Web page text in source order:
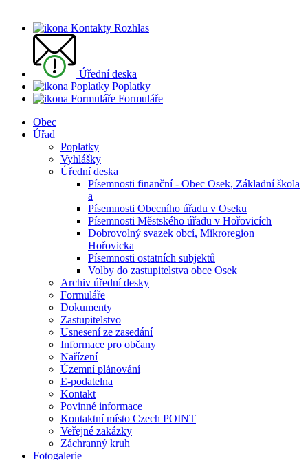
Rozhlas
Úřední deska
Poplatky
Formuláře
Obec
Úřad
Poplatky
Vyhlášky
Úřední deska
Písemnosti finanční - Obec Osek, Základní škola
a
Písemnosti Obecního úřadu v Oseku
Písemnosti Městského úřadu v Hořovicích
Dobrovolný svazek obcí, Mikroregion
Hořovicka
Písemnosti ostatních subjektů
Volby do zastupitelstva obce Osek
Archiv úřední desky
Formuláře
Dokumenty
Zastupitelstvo
Usnesení ze zasedání
Informace pro občany
Nařízení
Územní plánování
E-podatelna
Kontakt
Povinné informace
Kontaktní místo Czech POINT
Veřejné zakázky
Záchranný kruh
Fotogalerie